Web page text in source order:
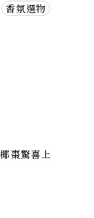
香氛選物
棗驚喜上